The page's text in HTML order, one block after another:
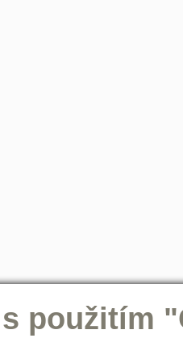
použitím